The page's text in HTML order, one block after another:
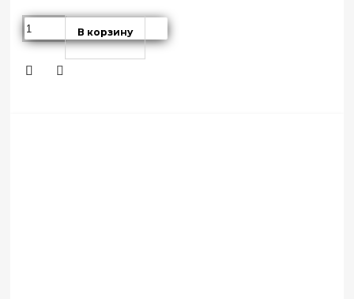
В корзину